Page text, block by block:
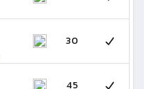
30
45